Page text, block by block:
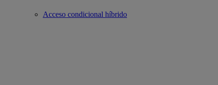
Acceso condicional híbrido